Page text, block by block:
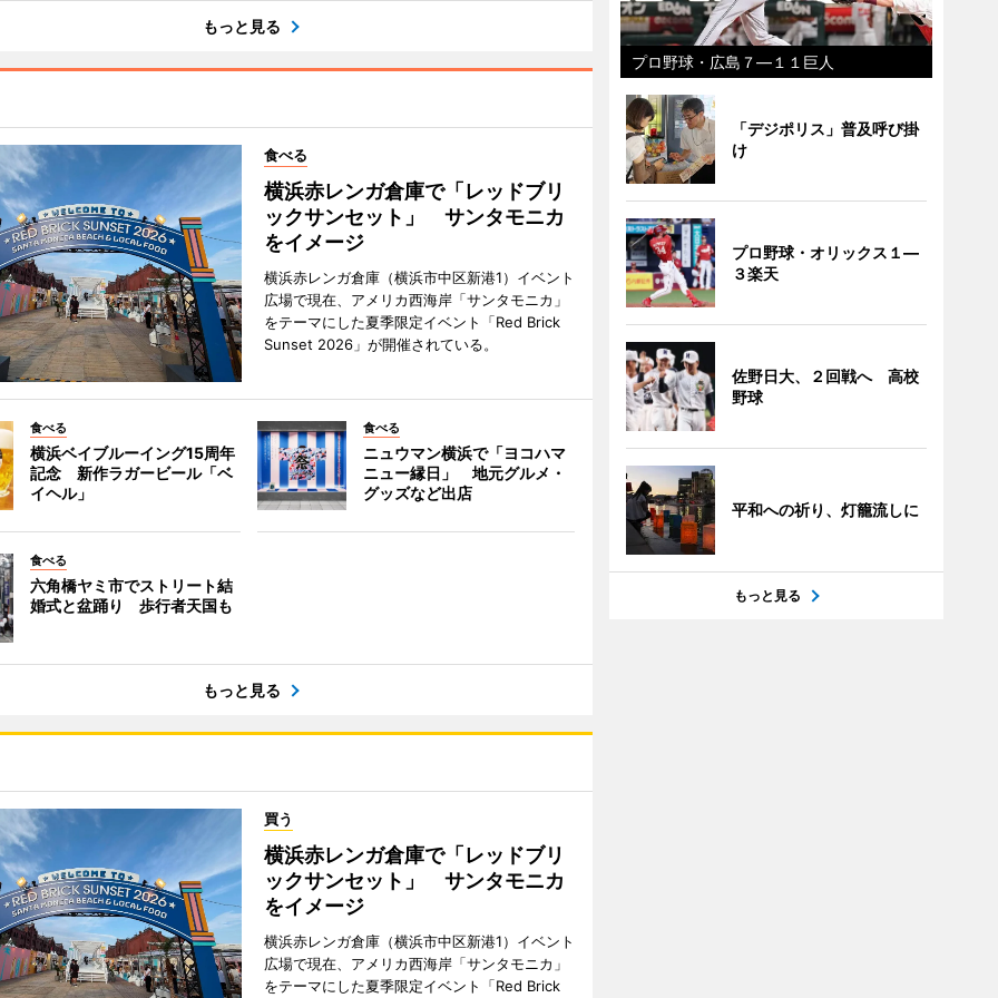
もっと見る
食べる
横浜赤レンガ倉庫で「レッドブリ
ックサンセット」 サンタモニカ
をイメージ
横浜赤レンガ倉庫（横浜市中区新港1）イベント
広場で現在、アメリカ西海岸「サンタモニカ」
をテーマにした夏季限定イベント「Red Brick
Sunset 2026」が開催されている。
食べる
横浜ベイブルーイング15周年
記念 新作ラガービール「ベ
イヘル」
食べる
ニュウマン横浜で「ヨコハマ
ニュー縁日」 地元グルメ・
グッズなど出店
食べる
六角橋ヤミ市でストリート結
婚式と盆踊り 歩行者天国も
もっと見る
買う
横浜赤レンガ倉庫で「レッドブリ
ックサンセット」 サンタモニカ
をイメージ
横浜赤レンガ倉庫（横浜市中区新港1）イベント
広場で現在、アメリカ西海岸「サンタモニカ」
をテーマにした夏季限定イベント「Red Brick
プロ野球・広島７―１１巨人
「デジポリス」普及呼び掛
け
プロ野球・オリックス１―
３楽天
佐野日大、２回戦へ 高校
野球
平和への祈り、灯籠流しに
もっと見る